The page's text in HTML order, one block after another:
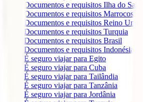
Documentos e requisitos Ilha do Sal
Documentos e requisitos Marrocos
Documentos e requisitos Reino Unido
Documentos e requisitos Turquia
Documentos e requisitos Brasil
Documentos e requisitos Indonésia
É seguro viajar para Egito
É seguro viajar para Cuba
É seguro viajar para Tailândia
É seguro viajar para Tanzânia
É seguro viajar para Jordânia